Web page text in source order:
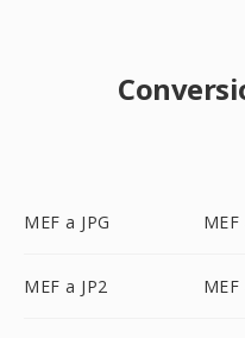
MEF a JPG
MEF a JP2